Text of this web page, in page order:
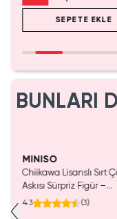
SEPETE EKLE
BUNLARI
MINISO
Chiikawa Lisanslı Sırt
Askısı Sürpriz Figür –
Koleksiyonluk Blind Box
4.3 (3)